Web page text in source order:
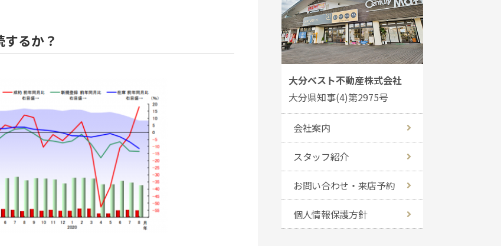
るか？
大分ベスト不動産株式会社
大分県知事(4)第2975号
会社案内
スタッフ紹介
お問い合わせ・来店予約
個人情報保護方針